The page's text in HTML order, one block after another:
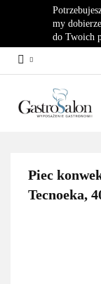
my
do Twoich
Piec
Tecnoeka,